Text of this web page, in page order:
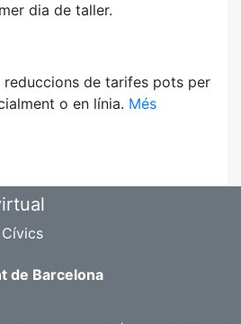
dia de taller.
de tarifes pots per
o en línia. Més
de Barcelona